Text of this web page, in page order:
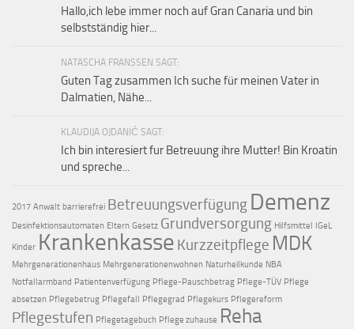
Hallo,ich lebe immer noch auf Gran Canaria und bin
selbstständig hier...
NATASCHA FRANSSEN SAGT:
Guten Tag zusammen Ich suche für meinen Vater in
Dalmatien, Nähe...
KLAUDIJA OJDANIĆ SAGT:
Ich bin interesiert fur Betreuung ihre Mutter! Bin Kroatin
und spreche...
2017 Anwalt barrierefrei Betreuungsverfügung Demenz
Desinfektionsautomaten Eltern Gesetz Grundversorgung Hilfsmittel IGeL
Kinder Krankenkasse Kurzzeitpflege MDK
Mehrgenerationenhaus Mehrgenerationenwohnen Naturheilkunde NBA
Notfallarmband Patientenverfügung Pflege-Pauschbetrag Pflege-TÜV Pflege
absetzen Pflegebetrug Pflegefall Pflegegrad Pflegekurs Pflegereform
Pflegestufen Pflegetagebuch Pflege zuhause Reha